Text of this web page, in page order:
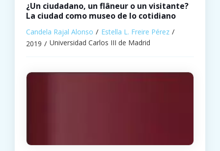
¿Un ciudadano, un flâneur o un visitante?
La ciudad como museo de lo cotidiano
Candela Rajal Alonso
Estella L. Freire Pérez
2019
Universidad Carlos III de Madrid